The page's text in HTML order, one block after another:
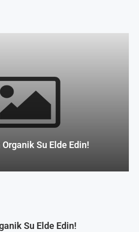
Su Elde Edin!
Su Elde Edin!